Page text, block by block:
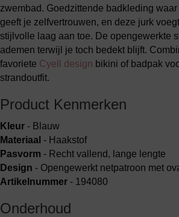
zwembad. Goedzittende badkleding
geeft je zelfvertrouwen, en deze jurk
stijlvolle laag aan toe. De opengewerkte
ademen terwijl je toch bedekt blijft.
favoriete Cyell design bikini of badpak
strandoutfit.
Product Kenmerken
Kleur - Blauw
Materiaal - Haakstof
Pasvorm - Recht vallend, lange lengte
Design - Opengewerkt netpatroon met
Artikelnummer - 194080
Onderhoud